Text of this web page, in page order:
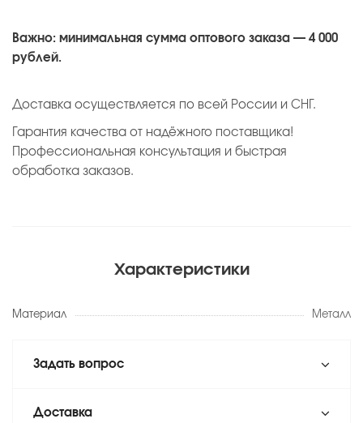
Важно: минимальная сумма оптового заказа — 4 000
рублей.
Доставка осуществляется по всей России и СНГ.
Гарантия качества от надёжного поставщика!
Профессиональная консультация и быстрая
обработка заказов.
Характеристики
Материал Металл
Задать вопрос
Доставка